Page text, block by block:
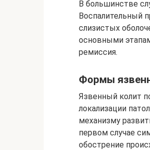
В большинстве
Воспалительный
слизистых
основными
ремиссия.
Формы
Язвенный колит
локализации
механизму
первом случае
обострение